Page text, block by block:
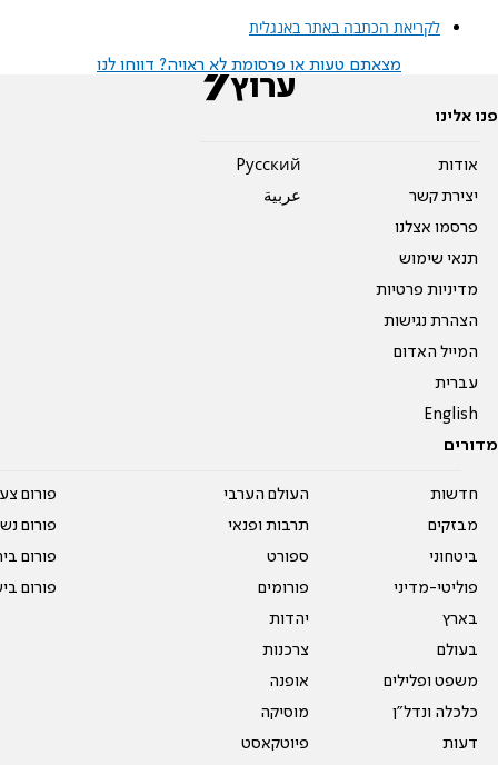
לקריאת הכתבה באתר באנגלית
מצאתם טעות או פרסומת לא ראויה? דווחו לנו
פנו אלינו
אודות
יצירת קשר
פרסמו אצלנו
תנאי שימוש
מדיניות פרטיות
הצהרת נגישות
המייל האדום
עברית
English
Pусский
عربية
מדורים
חדשות
מבזקים
ביטחוני
פוליטי-מדיני
בארץ
בעולם
משפט ופלילים
כלכלה ונדל"ן
דעות
העולם הערבי
תרבות ופנאי
ספורט
פורומים
יהדות
צרכנות
אופנה
מוסיקה
פיוטקאסט
פורום
פורום
פורום
פורום